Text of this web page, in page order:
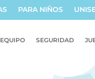
PARA NIÑOS
EQUIPO SEGURIDAD